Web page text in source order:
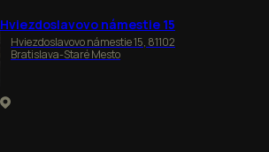
Hviezdoslavovo námestie 15
Hviezdoslavovo námestie 15, 81102
Bratislava-Staré Mesto